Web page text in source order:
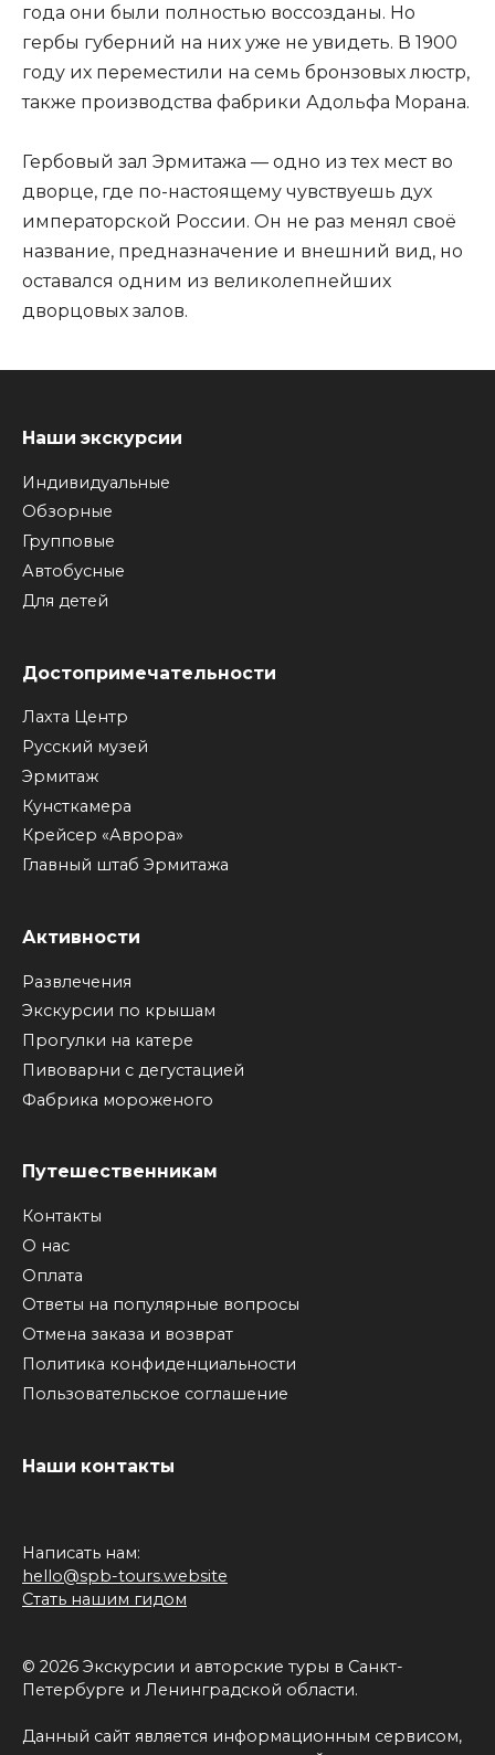
года они были полностью воссозданы. Но
гербы губерний на них уже не увидеть. В 1900
году их переместили на семь бронзовых люстр,
также производства фабрики Адольфа Морана.
Гербовый зал Эрмитажа — одно из тех мест во
дворце, где по-настоящему чувствуешь дух
императорской России. Он не раз менял своё
название, предназначение и внешний вид, но
оставался одним из великолепнейших
дворцовых залов.
Наши экскурсии
Индивидуальные
Обзорные
Групповые
Автобусные
Для детей
Достопримечательности
Лахта Центр
Русский музей
Эрмитаж
Кунсткамера
Крейсер «Аврора»
Главный штаб Эрмитажа
Активности
Развлечения
Экскурсии по крышам
Прогулки на катере
Пивоварни с дегустацией
Фабрика мороженого
Путешественникам
Контакты
О нас
Оплата
Ответы на популярные вопросы
Отмена заказа и возврат
Политика конфиденциальности
Пользовательское соглашение
Наши контакты
Написать нам:
hello@spb-tours.website
Стать нашим гидом
© 2026 Экскурсии и авторские туры в Санкт-
Петербурге и Ленинградской области.
Данный сайт является информационным сервисом,